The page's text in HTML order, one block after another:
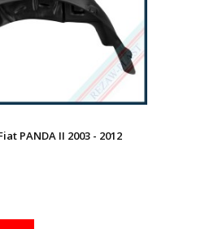
PANDA II 2003 - 2012